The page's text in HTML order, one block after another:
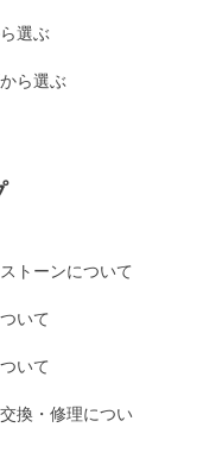
選ぶ
ら選ぶ
トーンについて
いて
いて
換・修理につい